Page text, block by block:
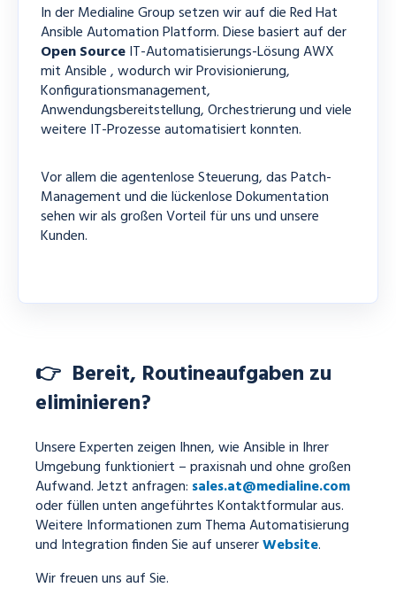
In der Medialine Group setzen wir auf die Red Hat
Ansible Automation Platform. Diese basiert auf der
Open SourceIT-Automatisierungs-Lösung AWX
mit Ansible , wodurch wir Provisionierung,
Konfigurationsmanagement,
Anwendungsbereitstellung, Orchestrierung und viele
weitere IT-Prozesse automatisiert konnten.
Vor allem die agentenlose Steuerung, das Patch-
Management und die lückenlose Dokumentation
sehen wir als großen Vorteil für uns und unsere
Kunden.
👉 Bereit, Routineaufgaben zu
eliminieren?
Unsere Experten zeigen Ihnen, wie Ansible in Ihrer
Umgebung funktioniert – praxisnah und ohne großen
Aufwand. Jetzt anfragen: sales.at@medialine.com
oder füllen unten angeführtes Kontaktformular aus.
Weitere Informationen zum Thema Automatisierung
und Integration finden Sie auf unsererWebsite.
Wir freuen uns auf Sie.